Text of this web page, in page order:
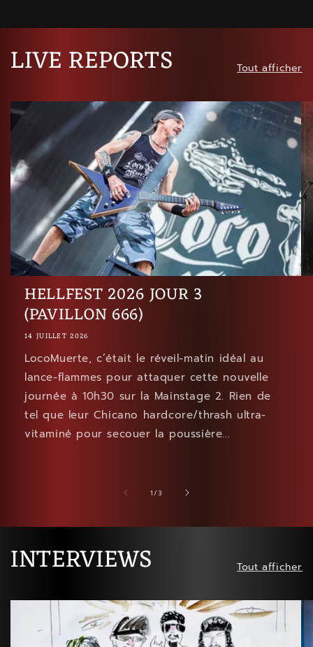
LIVE REPORTS Tout afficher
HELLFEST 2026 JOUR 3
(PAVILLON 666)
14 JUILLET 2026
LocoMuerte, c’était le réveil-matin idéal au
lance-flammes pour attaquer cette nouvelle
journée à 10h30 sur la Mainstage 2. Rien de
tel que leur Chicano hardcore/thrash ultra-
vitaminé pour secouer la poussière...
1/de
3
INTERVIEWS Tout afficher